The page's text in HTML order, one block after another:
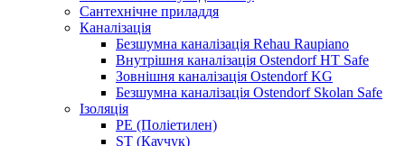
Сантехнічне приладдя
Каналізація
Безшумна каналізація Rehau Raupiano
Внутрішня каналізація Ostendorf HT Safe
Зовнішня каналізація Ostendorf KG
Безшумна каналізація Ostendorf Skolan Safe
Ізоляція
PE (Поліетилен)
ST (Каучук)